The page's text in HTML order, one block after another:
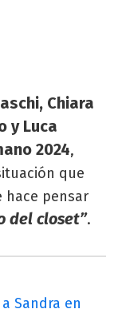
Chiara
y Luca
2024,
que
hace pensar
del closet”.
Sandra en